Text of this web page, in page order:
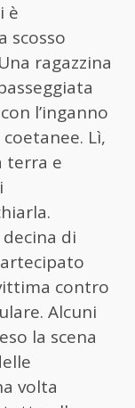
è
scosso
ragazzina
l’inganno
Lì,
terra e
di
contro
Alcuni
la scena
volta